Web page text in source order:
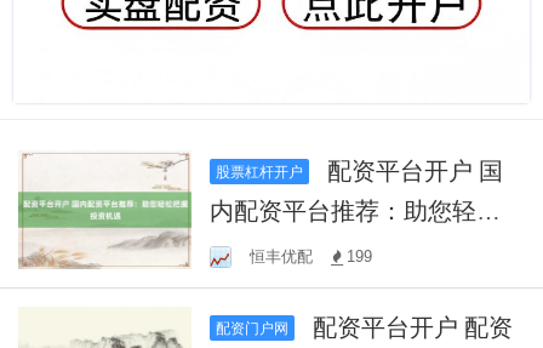
股票杠杆开户
内配资平台推荐：助您轻松
把握投资机遇
恒丰优配 199
配资门户网